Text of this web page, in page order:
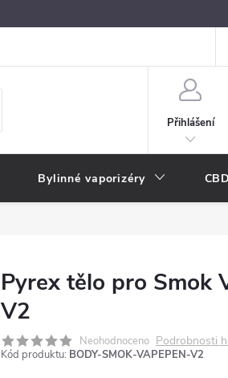
Vše o
Přihlášení
Bylinné vaporizéry CBD
Pyrex tělo pro Smok
V2
Neohodnoceno Podrobnosti
Kód produktu: BODY-SMOK-VAPEPEN-V2